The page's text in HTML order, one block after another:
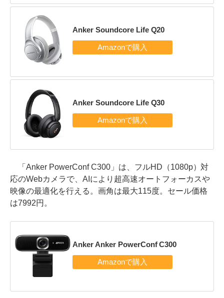
Anker Soundcore Life Q20
Anker Soundcore Life Q30
「Anker PowerConf C300」は、フルHD（1080p）対
応のWebカメラで、AIにより超高速オートフォーカスや
映像の最適化を行える。画角は最大115度。セール価格
は7992円。
Anker Anker PowerConf C300